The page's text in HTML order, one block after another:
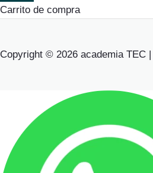
Carrito de compra
Copyright © 2026 academia TEC